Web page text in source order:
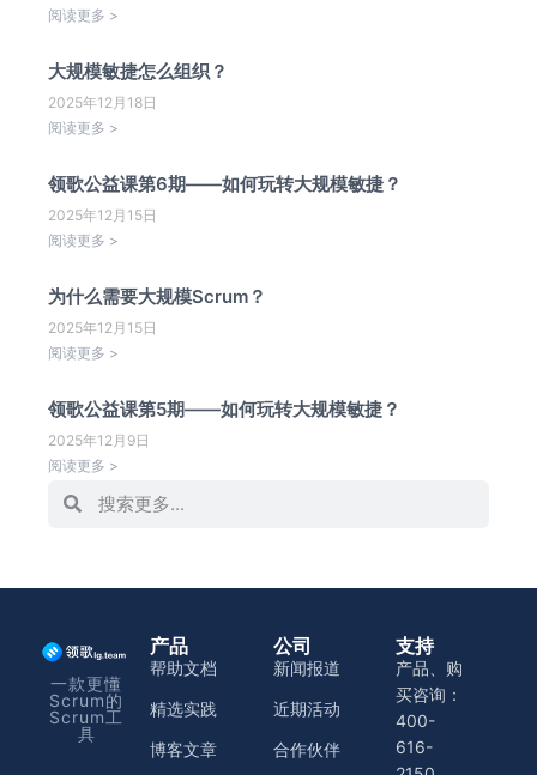
阅读更多 >
大规模敏捷怎么组织？
2025年12月18日
阅读更多 >
领歌公益课第6期——如何玩转大规模敏捷？
2025年12月15日
阅读更多 >
为什么需要大规模Scrum？
2025年12月15日
阅读更多 >
领歌公益课第5期——如何玩转大规模敏捷？
2025年12月9日
阅读更多 >
一款更懂
Scrum的
Scrum工
具
产品
帮助文档
精选实践
博客文章
公司
新闻报道
近期活动
合作伙伴
支持
产品、购
买咨询：
400-
616-